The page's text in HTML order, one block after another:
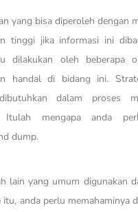
yang bisa diperoleh dengan
tinggi jika informasi ini
dilakukan oleh beberapa
handal di bidang ini.
dalam proses
Itulah mengapa anda
dump.
lain yang umum digunakan
anda perlu memahaminya